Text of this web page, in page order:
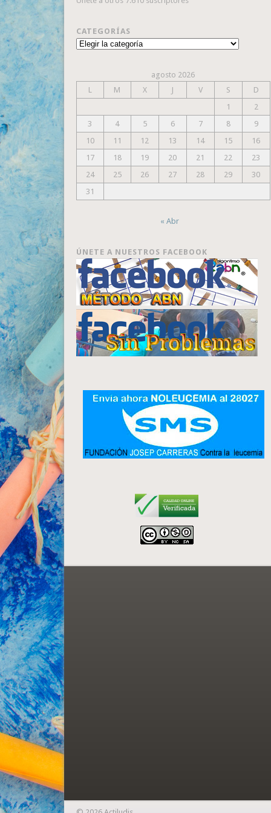
CATEGORÍAS
Categorías
agosto 2026
L
M X J V S
D
1
2
3
4 5 6 7 8
9
10
11 12 13 14 15
16
17
18 19 20 21 22
23
24
25 26 27 28 29
30
31
« Abr
ÚNETE A NUESTROS FACEBOOK